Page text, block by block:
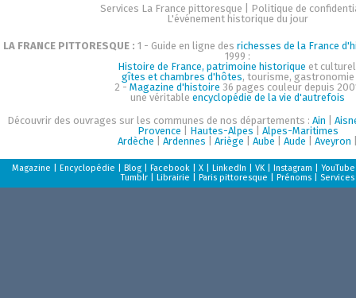
Services La France pittoresque
Politique de
L'événement historique du jour
LA FRANCE PITTORESQUE : 1 - Guide en ligne des richesses de la France
1999 :
Histoire de France, patrimoine historique et
gîtes et chambres d'hôtes, tourisme, gastronomie
2 - Magazine d'histoire 36 pages couleur depuis
une véritableencyclopédie de la vie d'autrefois
Découvrir des ouvrages sur les communes de nos départements :Ain |
Provence
Hautes-Alpes
Alpes-Maritimes
Ardèche |Ardennes |Ariège |Aube |Aude |Aveyron
Magazine |Encyclopédie |Blog |Facebook |X |LinkedIn |VK |Instagram |YouTube
Tumblr |Librairie |Paris pittoresque |Prénoms Services